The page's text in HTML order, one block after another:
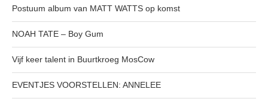
Postuum album van MATT WATTS op komst
NOAH TATE – Boy Gum
Vijf keer talent in Buurtkroeg MosCow
EVENTJES VOORSTELLEN: ANNELEE